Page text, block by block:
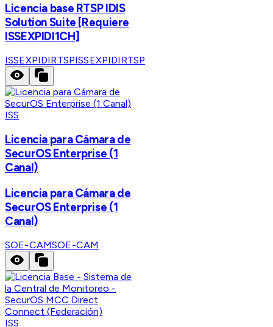
Licencia base RTSP IDIS
Solution Suite [Requiere
ISSEXPIDI1CH]
ISSEXPIDIRTSPISSEXPIDIRTSP
ISS
Licencia para Cámara de
SecurOS Enterprise (1
Canal)
Licencia para Cámara de
SecurOS Enterprise (1
Canal)
SOE-CAMSOE-CAM
ISS